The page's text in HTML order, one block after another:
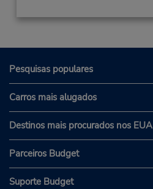
Pesquisas populares
Carros mais alugados
Destinos mais procurados nos EUA
Parceiros Budget
Suporte Budget